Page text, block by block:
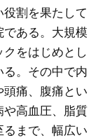
割を果たして
ある。大規模
をはじめとし
。その中で内
痛、腹痛とい
や高血圧、脂質
まで、幅広い